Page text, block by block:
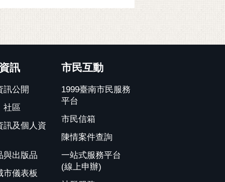
訊
訊公開
社區
訊及個人資
與出版品
市儀表板
市民互動
1999臺南市民服務
平台
市民信箱
陳情案件查詢
一站式服務平台
(線上申辦)